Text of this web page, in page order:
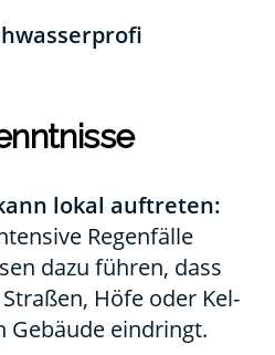
lokal auf­tre­ten:
Regen­fäl­le
dazu füh­ren, dass
Höfe oder Kel­
Gebäu­de ein­dringt.